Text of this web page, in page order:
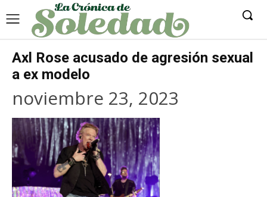
Axl Rose acusado de agresión sexual
a ex modelo
noviembre 23, 2023